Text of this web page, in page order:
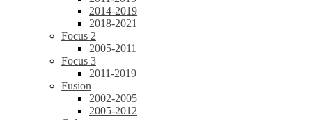
2014-2019
2018-2021
Focus 2
2005-2011
Focus 3
2011-2019
Fusion
2002-2005
2005-2012